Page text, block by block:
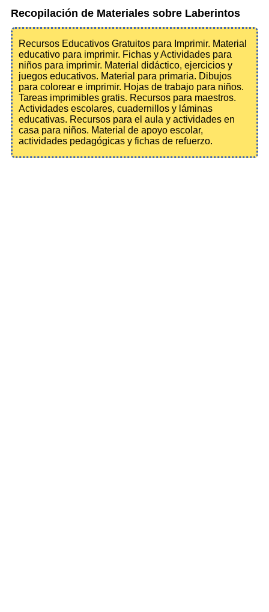
Recopilación de Materiales sobre Laberintos
Recursos Educativos Gratuitos para Imprimir. Material
educativo para imprimir. Fichas y Actividades para
niños para imprimir. Material didáctico, ejercicios y
juegos educativos. Material para primaria. Dibujos
para colorear e imprimir. Hojas de trabajo para niños.
Tareas imprimibles gratis. Recursos para maestros.
Actividades escolares, cuadernillos y láminas
educativas. Recursos para el aula y actividades en
casa para niños. Material de apoyo escolar,
actividades pedagógicas y fichas de refuerzo.